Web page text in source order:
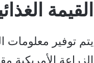
القيمة
يتم توفير معلومات